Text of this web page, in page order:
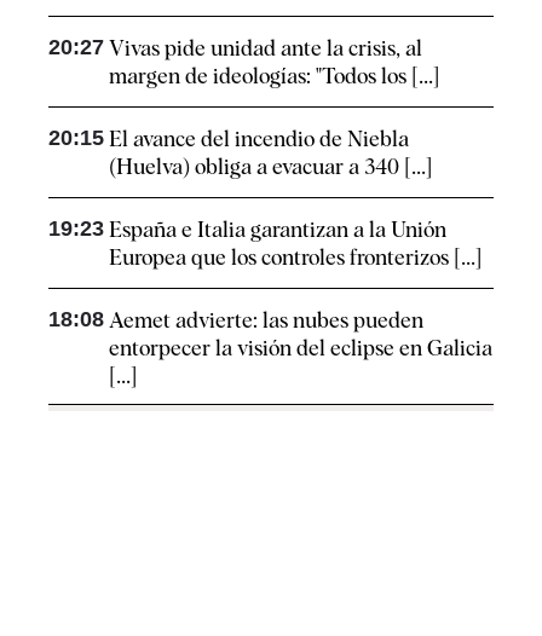
20:27 Vivas pide unidad ante la crisis, al
margen de ideologías: "Todos los [...]
20:15 El avance del incendio de Niebla
(Huelva) obliga a evacuar a 340 [...]
19:23 España e Italia garantizan a la Unión
Europea que los controles fronterizos [...]
18:08 Aemet advierte: las nubes pueden
entorpecer la visión del eclipse en Galicia
[...]